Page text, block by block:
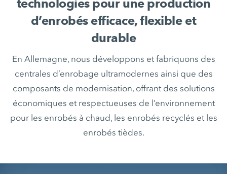
technologies pour une production
d’enrobés efficace, flexible et
durable
En Allemagne, nous développons et fabriquons des
centrales d’enrobage ultramodernes ainsi que des
composants de modernisation, offrant des solutions
économiques et respectueuses de l’environnement
pour les enrobés à chaud, les enrobés recyclés et les
enrobés tièdes.